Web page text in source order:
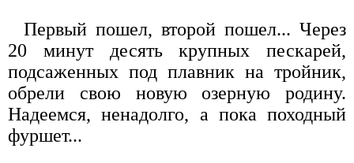
Первый пошел, второй пошел... Через
20 минут десять крупных пескарей,
подсаженных под плавник на тройник,
обрели свою новую озерную родину.
Надеемся, ненадолго, а пока походный
фуршет...